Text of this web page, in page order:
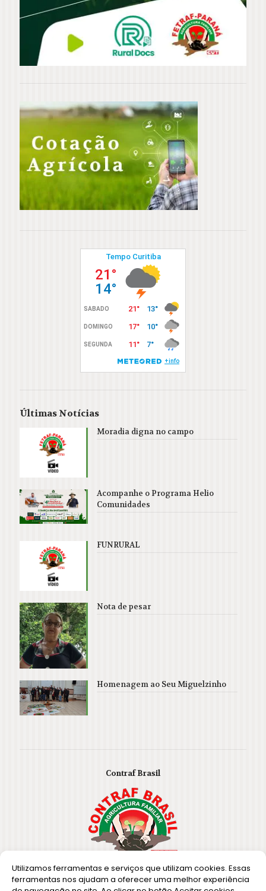
Utilizamos ferramentas e serviços que utilizam cookies. Essas
ferramentas nos ajudam a oferecer uma melhor experiência
Últimas Notícias
Moradia digna no campo
Acompanhe o Programa Helio
Comunidades
FUNRURAL
Nota de pesar
Homenagem ao Seu Miguelzinho
Contraf Brasil